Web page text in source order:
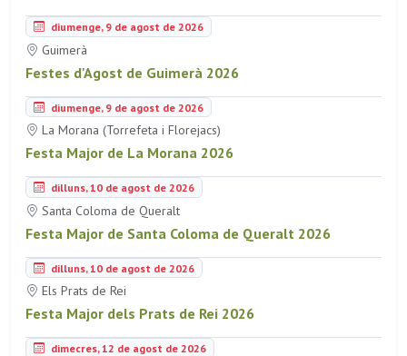
diumenge, 9 de agost de 2026
Guimerà
Festes d'Agost de Guimerà 2026
diumenge, 9 de agost de 2026
La Morana (Torrefeta i Florejacs)
Festa Major de La Morana 2026
dilluns, 10 de agost de 2026
Santa Coloma de Queralt
Festa Major de Santa Coloma de Queralt 2026
dilluns, 10 de agost de 2026
Els Prats de Rei
Festa Major dels Prats de Rei 2026
dimecres, 12 de agost de 2026